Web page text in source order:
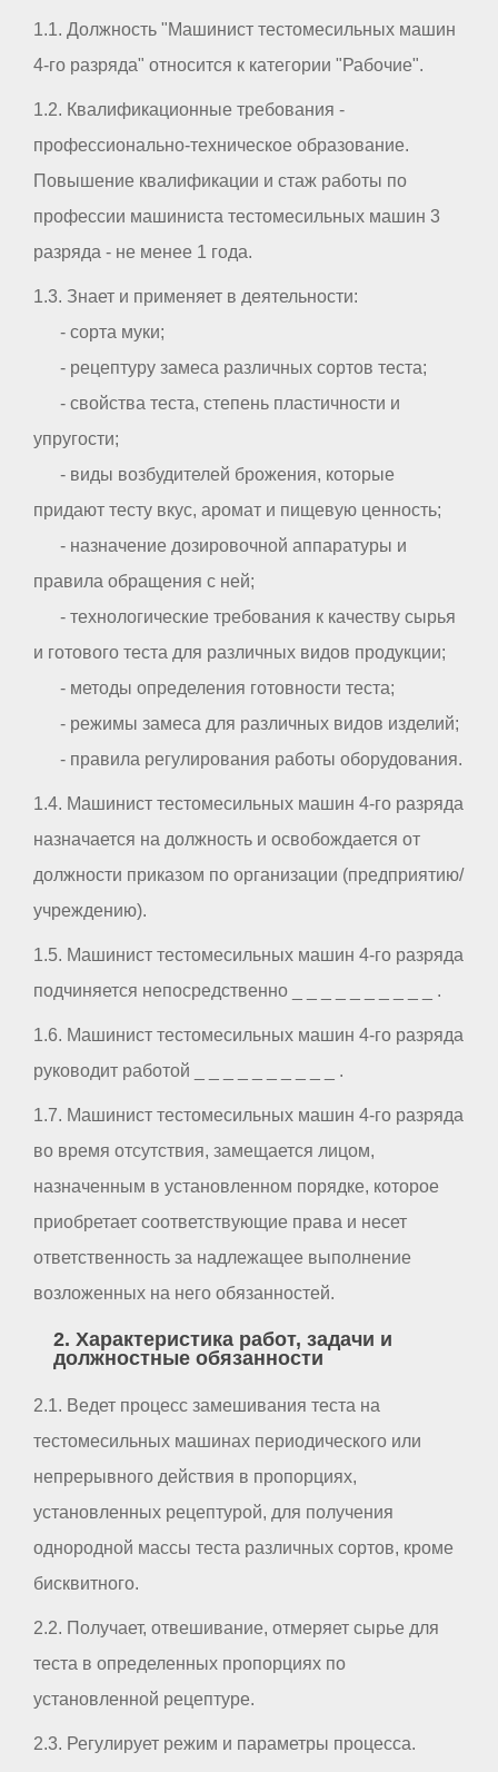
1.1. Должность "Машинист тестомесильных машин
4-го разряда" относится к категории "Рабочие".
1.2. Квалификационные требования -
профессионально-техническое образование.
Повышение квалификации и стаж работы по
профессии машиниста тестомесильных машин 3
разряда - не менее 1 года.
1.3. Знает и применяет в деятельности:
- сорта муки;
- рецептуру замеса различных сортов теста;
- свойства теста, степень пластичности и
упругости;
- виды возбудителей брожения, которые
придают тесту вкус, аромат и пищевую ценность;
- назначение дозировочной аппаратуры и
правила обращения с ней;
- технологические требования к качеству сырья
и готового теста для различных видов продукции;
- методы определения готовности теста;
- режимы замеса для различных видов изделий;
- правила регулирования работы оборудования.
1.4. Машинист тестомесильных машин 4-го разряда
назначается на должность и освобождается от
должности приказом по организации (предприятию/
учреждению).
1.5. Машинист тестомесильных машин 4-го разряда
подчиняется непосредственно _ _ _ _ _ _ _ _ _ _ .
1.6. Машинист тестомесильных машин 4-го разряда
руководит работой _ _ _ _ _ _ _ _ _ _ .
1.7. Машинист тестомесильных машин 4-го разряда
во время отсутствия, замещается лицом,
назначенным в установленном порядке, которое
приобретает соответствующие права и несет
ответственность за надлежащее выполнение
возложенных на него обязанностей.
2. Характеристика работ, задачи и
должностные обязанности
2.1. Ведет процесс замешивания теста на
тестомесильных машинах периодического или
непрерывного действия в пропорциях,
установленных рецептурой, для получения
однородной массы теста различных сортов, кроме
бисквитного.
2.2. Получает, отвешивание, отмеряет сырье для
теста в определенных пропорциях по
установленной рецептуре.
2.3. Регулирует режим и параметры процесса.